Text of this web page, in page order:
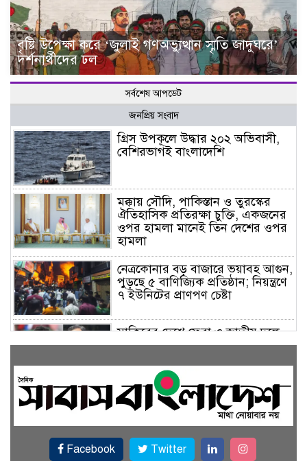
বৃষ্টি উপেক্ষা করে ‘জুলাই গণঅভ্যুত্থান স্মৃতি জাদুঘরে’
দর্শনার্থীদের ঢল
সর্বশেষ আপডেট
জনপ্রিয় সংবাদ
গ্রিস উপকূলে উদ্ধার ২০২ অভিবাসী,
বেশিরভাগই বাংলাদেশি
মক্কায় সৌদি, পাকিস্তান ও তুরস্কের
ঐতিহাসিক প্রতিরক্ষা চুক্তি, একজনের
ওপর হামলা মানেই তিন দেশের ওপর
হামলা
নেত্রকোনার বড় বাজারে ভয়াবহ আগুন,
পুড়ছে ৫ বাণিজ্যিক প্রতিষ্ঠান; নিয়ন্ত্রণে
৭ ইউনিটের প্রাণপণ চেষ্টা
সাকিবের দেশে ফেরা ও জাতীয় দলে
ফেরার সম্ভাবনা নেই, ইঙ্গিত ক্রীড়া
ফেসবুকে যুক্ত হলো বিকাশ, সহজ
হলো ডিজিটাল পেমেন্ট
Facebook
Twitter